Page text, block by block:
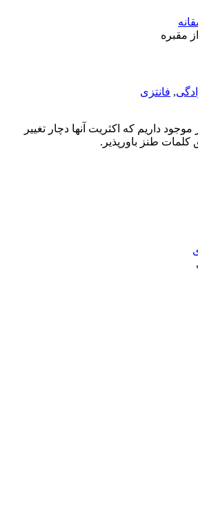
, فانتزی
موجود داریم که اکثریت آنها دچار تغییر
کلمات طنز باورپذیر.